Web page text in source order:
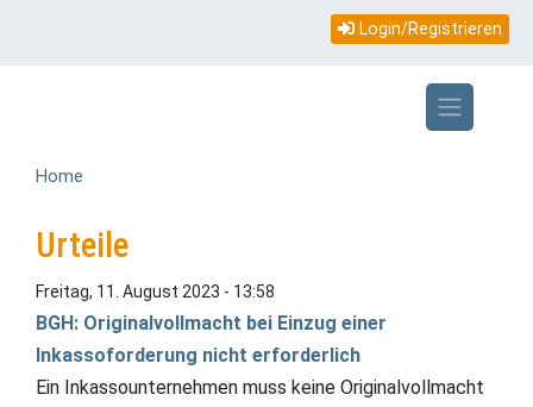
Login/Registrieren
Home
Urteile
Freitag, 11. August 2023 - 13:58
BGH: Originalvollmacht bei Einzug einer
Inkassoforderung nicht erforderlich
Ein Inkassounternehmen muss keine Originalvollmacht